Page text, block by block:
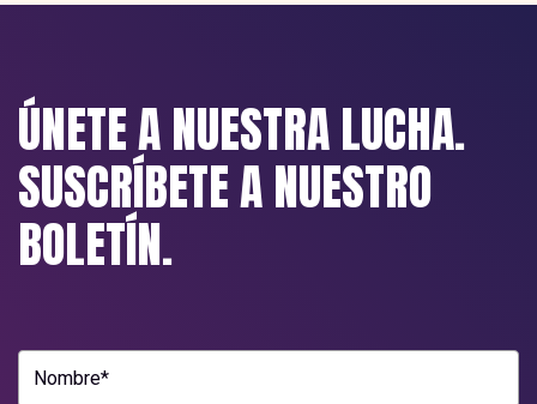
ÚNETE A NUESTRA LUCHA.
SUSCRÍBETE A NUESTRO
BOLETÍN.
Nombre*